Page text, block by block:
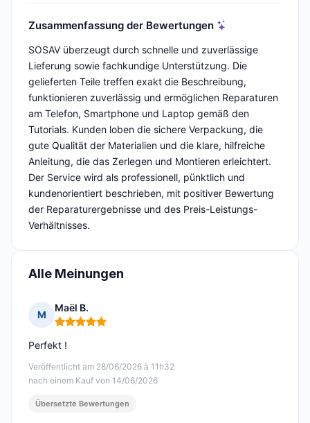
Zusammenfassung der Bewertungen
SOSAV überzeugt durch schnelle und zuverlässige
Lieferung sowie fachkundige Unterstützung. Die
gelieferten Teile treffen exakt die Beschreibung,
funktionieren zuverlässig und ermöglichen Reparaturen
am Telefon, Smartphone und Laptop gemäß den
Tutorials. Kunden loben die sichere Verpackung, die
gute Qualität der Materialien und die klare, hilfreiche
Anleitung, die das Zerlegen und Montieren erleichtert.
Der Service wird als professionell, pünktlich und
kundenorientiert beschrieben, mit positiver Bewertung
der Reparaturergebnisse und des Preis-Leistungs-
Verhältnisses.
Alle Meinungen
M
Maël B.
Hinweis: 5 von 5
Veröffentlicht am 28/06/2026 à 11h32
nach einem Kauf von 14/06/2026
Perfekt !
Übersetzte Bewertungen